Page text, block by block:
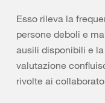
Esso rileva la
persone deboli e
ausili disponibili e
valutazione
rivolte ai